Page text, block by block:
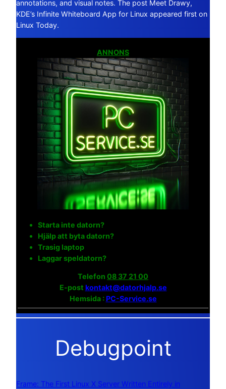
annotations, and visual notes. The post Meet Drawy,
KDE’s Infinite Whiteboard App for Linux appeared first on
Linux Today.
ANNONS
Starta inte datorn?
Hjälp att byta datorn?
Trasig laptop
Laggar speldatorn?
Telefon 08 37 21 00
E-post kontakt@datorhjalp.se
Hemsida :PC-Service.se
Debugpoint
Frame: The First Linux X Server Written Entirely in